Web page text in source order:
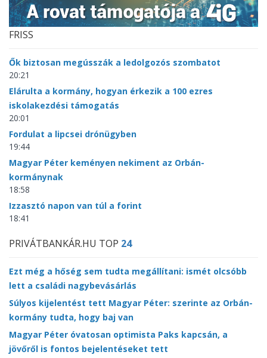
FRISS
Ők biztosan megússzák a ledolgozós szombatot
20:21
Elárulta a kormány, hogyan érkezik a 100 ezres
iskolakezdési támogatás
20:01
Fordulat a lipcsei drónügyben
19:44
Magyar Péter keményen nekiment az Orbán-
kormánynak
18:58
Izzasztó napon van túl a forint
18:41
PRIVÁTBANKÁR.HU TOP 24
Ezt még a hőség sem tudta megállítani: ismét olcsóbb
lett a családi nagybevásárlás
Súlyos kijelentést tett Magyar Péter: szerinte az Orbán-
kormány tudta, hogy baj van
Magyar Péter óvatosan optimista Paks kapcsán, a
jövőről is fontos bejelentéseket tett